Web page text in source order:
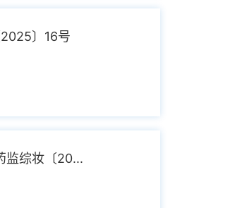
〕16号
监综妆〔20...